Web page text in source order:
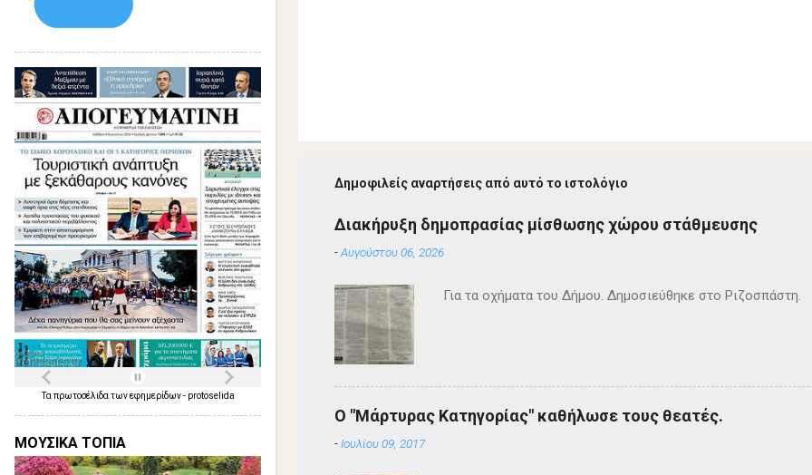
Δημοφιλείς αναρτήσεις από αυτό το ιστολόγιο
Διακήρυξη δημοπρασίας μίσθωσης χώρου στάθμευσης
-Αυγούστου 06, 2026
Για τα οχήματα του Δήμου. Δημοσιεύθηκε στο Ριζοσπάστη.
Ο "Μάρτυρας Κατηγορίας" καθήλωσε τους θεατές.
- Ιουλίου 09, 2017
Τα πρωτοσέλιδα τωνεφημερίδων- protoselida
ΜΟΥΣΙΚΑ ΤΟΠΙΑ